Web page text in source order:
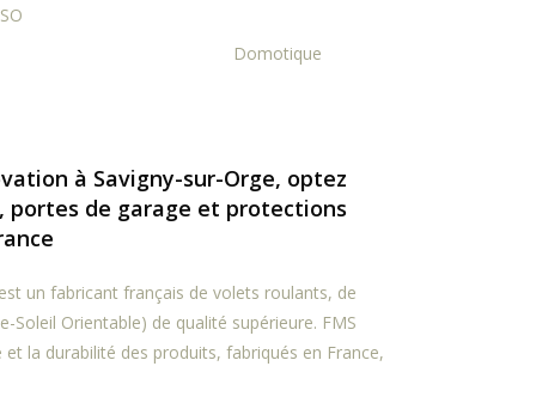
Domotique
à Savigny-sur-Orge, optez
portes de garage et protections
un fabricant français de volets roulants, de
Soleil Orientable) de qualité supérieure. FMS
et la durabilité des produits, fabriqués en France,